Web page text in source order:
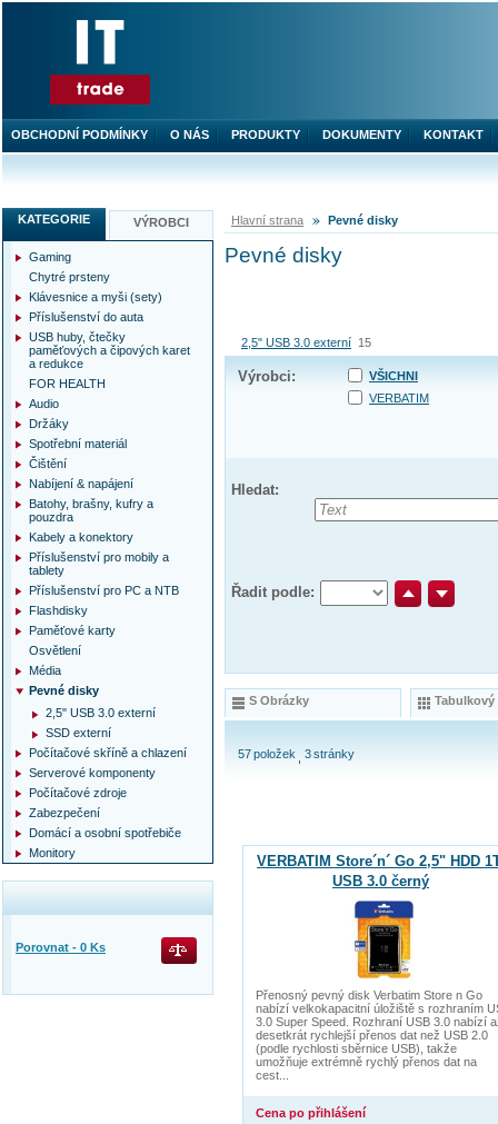
Hlavní strana Pevné disky
Pevné disky
2,5" USB 3.0 externí 15
Výrobci:
VŠICHNI
VERBATIM
Hledat:
Řadit podle:
S Obrázky Tabulkový
57položek 3stránky
VERBATIM Store´n´ Go 2,5" HDD
USB 3.0 černý
Přenosný pevný disk Verbatim Store n Go
nabízí velkokapacitní úložiště s rozhraním
3.0 Super Speed. Rozhraní USB 3.0 nabízí
desetkrát rychlejší přenos dat než USB 2.0
(podle rychlosti sběrnice USB), takže
umožňuje extrémně rychlý přenos dat na
cest...
Cena po přihlášení
KATEGORIE VÝROBCI
Gaming
Chytré prsteny
Klávesnice a myši (sety)
Příslušenství do auta
USB huby, čtečky
paměťových a čipových karet
a redukce
FOR HEALTH
Audio
Držáky
Spotřební materiál
Čištění
Nabíjení & napájení
Batohy, brašny, kufry a
pouzdra
Kabely a konektory
Příslušenství pro mobily a
tablety
Příslušenství pro PC a NTB
Flashdisky
Paměťové karty
Osvětlení
Média
Pevné disky
2,5" USB 3.0 externí
SSD externí
Počítačové skříně a chlazení
Serverové komponenty
Počítačové zdroje
Zabezpečení
Domácí a osobní spotřebiče
Monitory
Porovnat - 0 Ks
OBCHODNÍ PODMÍNKY O NÁS PRODUKTY DOKUMENTY KONTAKT